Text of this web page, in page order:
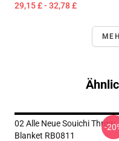
29,15 £ - 32,78 £
02 Alle Neue Souichi Throw
Blanket RB0811
-